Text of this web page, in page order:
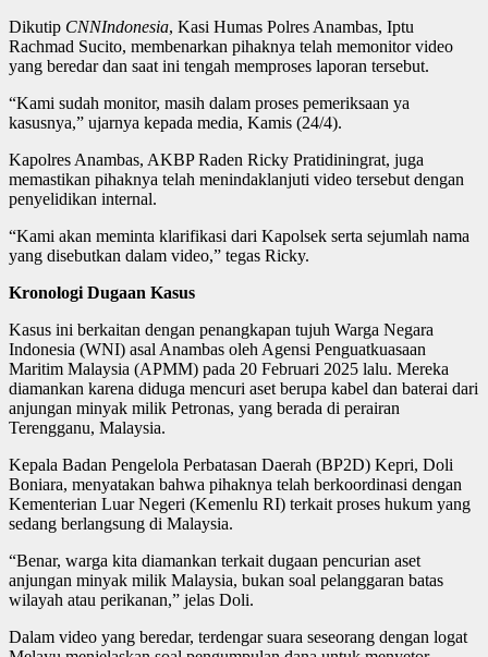
Dikutip CNNIndonesia, Kasi Humas Polres Anambas, Iptu
Rachmad Sucito, membenarkan pihaknya telah memonitor video
yang beredar dan saat ini tengah memproses laporan tersebut.
“Kami sudah monitor, masih dalam proses pemeriksaan ya
kasusnya,” ujarnya kepada media, Kamis (24/4).
Kapolres Anambas, AKBP Raden Ricky Pratidiningrat, juga
memastikan pihaknya telah menindaklanjuti video tersebut dengan
penyelidikan internal.
“Kami akan meminta klarifikasi dari Kapolsek serta sejumlah nama
yang disebutkan dalam video,” tegas Ricky.
Kronologi Dugaan Kasus
Kasus ini berkaitan dengan penangkapan tujuh Warga Negara
Indonesia (WNI) asal Anambas oleh Agensi Penguatkuasaan
Maritim Malaysia (APMM) pada 20 Februari 2025 lalu. Mereka
diamankan karena diduga mencuri aset berupa kabel dan baterai dari
anjungan minyak milik Petronas, yang berada di perairan
Terengganu, Malaysia.
Kepala Badan Pengelola Perbatasan Daerah (BP2D) Kepri, Doli
Boniara, menyatakan bahwa pihaknya telah berkoordinasi dengan
Kementerian Luar Negeri (Kemenlu RI) terkait proses hukum yang
sedang berlangsung di Malaysia.
“Benar, warga kita diamankan terkait dugaan pencurian aset
anjungan minyak milik Malaysia, bukan soal pelanggaran batas
wilayah atau perikanan,” jelas Doli.
Dalam video yang beredar, terdengar suara seseorang dengan logat